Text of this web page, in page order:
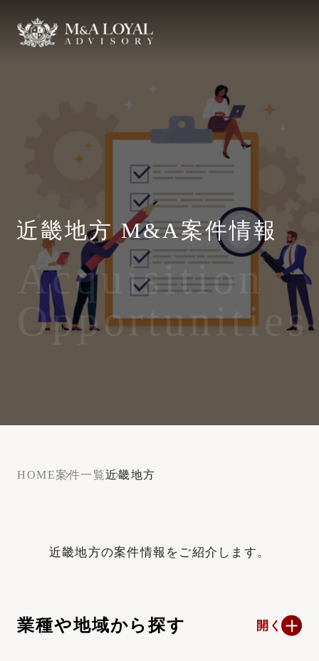
Acquisition
Opportunities
近畿地方 M&A案件情報
HOME案件一覧近畿地方
近畿地方の案件情報をご紹介します。
業種や地域から探す 開く